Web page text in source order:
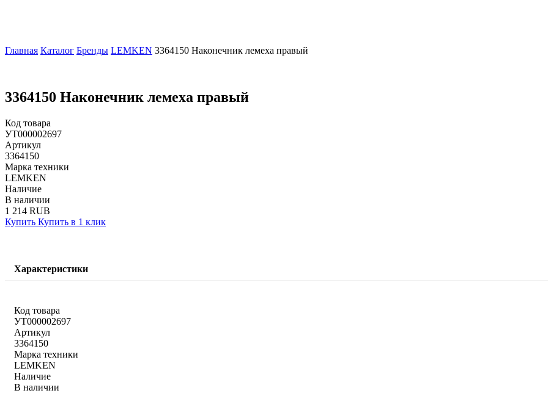
Главная Каталог Бренды LEMKEN 3364150 Наконечник лемеха правый
3364150 Наконечник лемеха правый
Код товара
УТ000002697
Артикул
3364150
Марка техники
LEMKEN
Наличие
В наличии
1 214 RUB
Купить Купить в 1 клик
Характеристики
Код товара
УТ000002697
Артикул
3364150
Марка техники
LEMKEN
Наличие
В наличии